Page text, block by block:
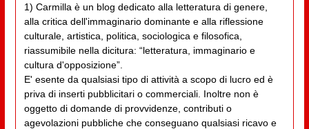
1) Carmilla è un blog dedicato alla letteratura di genere,
alla critica dell'immaginario dominante e alla riflessione
culturale, artistica, politica, sociologica e filosofica,
riassumibile nella dicitura: “letteratura, immaginario e
cultura d'opposizione”.
E' esente da qualsiasi tipo di attività a scopo di lucro ed è
priva di inserti pubblicitari o commerciali. Inoltre non è
oggetto di domande di provvidenze, contributi o
agevolazioni pubbliche che conseguano qualsiasi ricavo e